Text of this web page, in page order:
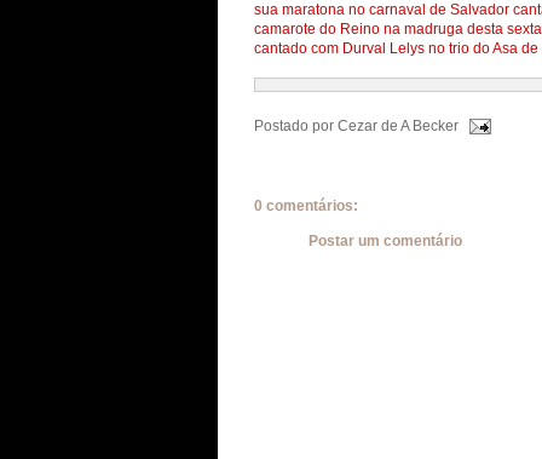
sua maratona no carnaval de Salvador
camarote do Reino na madruga desta
cantado com Durval Lelys no trio do Asa
Postado por Cezar de A Becker
0 comentários:
Postar um comentário